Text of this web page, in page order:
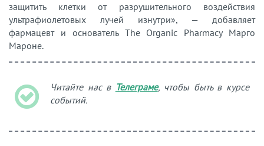
защитить клетки от разрушительного воздействия
ультрафиолетовых лучей изнутри», — добавляет
фармацевт и основатель The Organic Pharmacy Марго
Мароне.
Читайте нас в Телеграме, чтобы быть в курсе
событий.